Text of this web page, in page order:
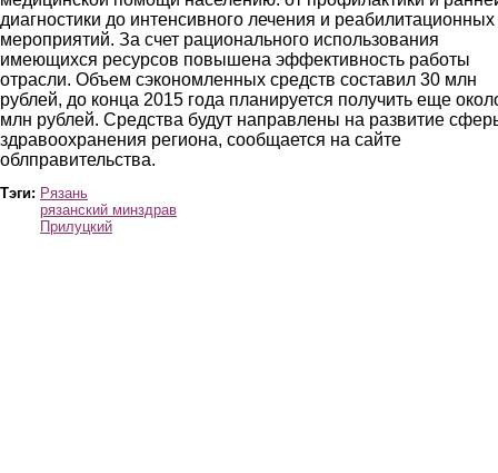
диагностики до интенсивного лечения и реабилитационных
мероприятий. За счет рационального использования
имеющихся ресурсов повышена эффективность работы
отрасли. Объем сэкономленных средств составил 30 млн
рублей, до конца 2015 года планируется получить еще
млн рублей. Средства будут направлены на развитие
здравоохранения региона, сообщается на сайте
облправительства.
Тэги: Рязань
рязанский минздрав
Прилуцкий